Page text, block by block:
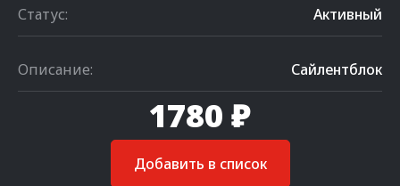
Статус: Активный
Описание: Сайлентблок
1780 ₽
Добавить в список